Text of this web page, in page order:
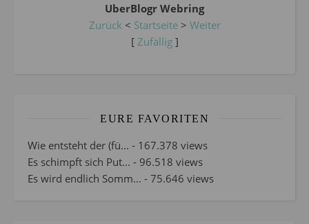
UberBlogr Webring
Zurück < Startseite> Weiter
[ Zufällig]
EURE FAVORITEN
Wie entsteht der (fü... - 167.378 views
Es schimpft sich Put... - 96.518 views
Es wird endlich Somm... - 75.646 views